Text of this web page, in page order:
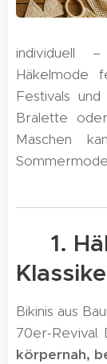
individuell
Häkelmode
Festivals
Bralette
Maschen
👙 1.
Bikinis aus
70er-Revival.
körpernah,